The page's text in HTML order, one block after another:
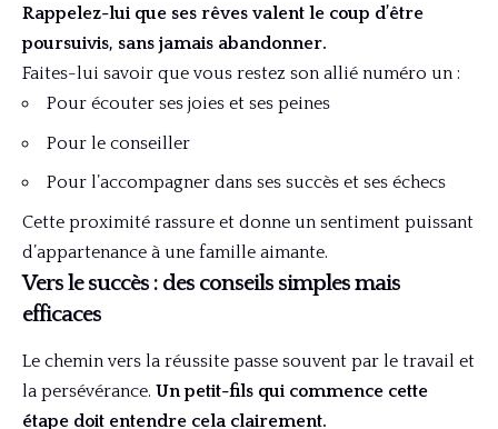
Rappelez-lui que ses rêves valent le coup d’être
poursuivis, sans jamais abandonner.
Faites-lui savoir que vous restez son allié numéro un :
Pour écouter ses joies et ses peines
Pour le conseiller
Pour l’accompagner dans ses succès et ses échecs
Cette proximité rassure et donne un sentiment puissant
d’appartenance à une famille aimante.
Vers le succès : des conseils simples mais
efficaces
Le chemin vers la réussite passe souvent par le travail et
la persévérance. Un petit-fils qui commence cette
étape doit entendre cela clairement.